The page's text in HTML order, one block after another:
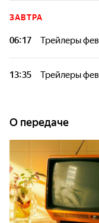
ЗАВТРА
06:17 Трейлеры
13:35 Трейлеры
О передаче